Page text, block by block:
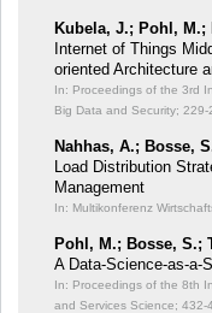
Kubela, J.; Pohl,
Internet of Things
oriented Architecture
In: Proceedings of the 3rd
Big Data and Security; 229-
Nahhas, A.; Bosse,
Load Distribution
Management
In: Multikonferenz
Pohl, M.; Bosse, S.;
A Data-Science-as-a-
In: Proceedings of the 8th
and Services Science; 432-